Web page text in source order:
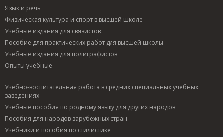
Язык и речь
Физическая культура и спорт в высшей школе
Учебные издания для связистов
Пособие для практических работ для высшей школы
Учебные издания для полиграфистов
Опыты учебные
Учебно-воспитательная работа в средних специальных учебных
заведениях
Учебные пособия по родному языку для других народов
Пособия для народов зарубежных стран
Учебники и пособия по стилистике